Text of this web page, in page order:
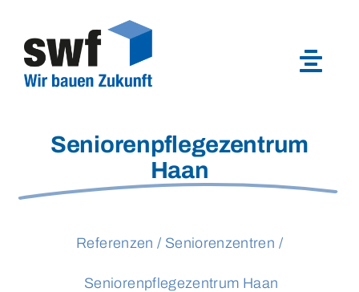
content
Seniorenpflegezentrum
Haan
Referenzen / Seniorenzentren /
Seniorenpflegezentrum Haan